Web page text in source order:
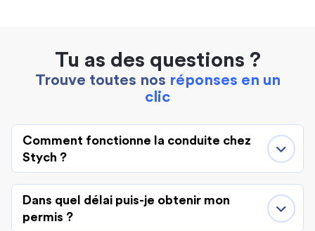
Tu as des questions ?
Trouve toutes nos réponses en un
clic
Comment fonctionne la conduite chez
Stych ?
Dans quel délai puis-je obtenir mon
permis ?